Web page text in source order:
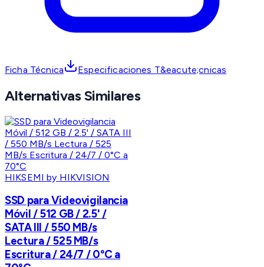
Ficha Técnica Especificaciones T&eacute;cnicas
Alternativas Similares
HIKSEMI by HIKVISION
SSD para Videovigilancia
Móvil / 512 GB / 2.5' /
SATA III / 550 MB/s
Lectura / 525 MB/s
Escritura / 24/7 / 0°C a